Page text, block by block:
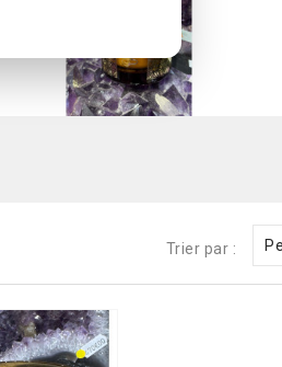
Trier par :